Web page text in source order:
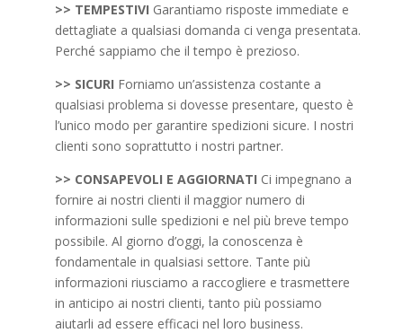
>> TEMPESTIVI Garantiamo risposte immediate e
dettagliate a qualsiasi domanda ci venga presentata.
Perché sappiamo che il tempo è prezioso.
>> SICURI Forniamo un’assistenza costante a
qualsiasi problema si dovesse presentare, questo è
l’unico modo per garantire spedizioni sicure. I nostri
clienti sono soprattutto i nostri partner.
>> CONSAPEVOLI E AGGIORNATI Ci impegnano a
fornire ai nostri clienti il maggior numero di
informazioni sulle spedizioni e nel più breve tempo
possibile. Al giorno d’oggi, la conoscenza è
fondamentale in qualsiasi settore. Tante più
informazioni riusciamo a raccogliere e trasmettere
in anticipo ai nostri clienti, tanto più possiamo
aiutarli ad essere efficaci nel loro business.